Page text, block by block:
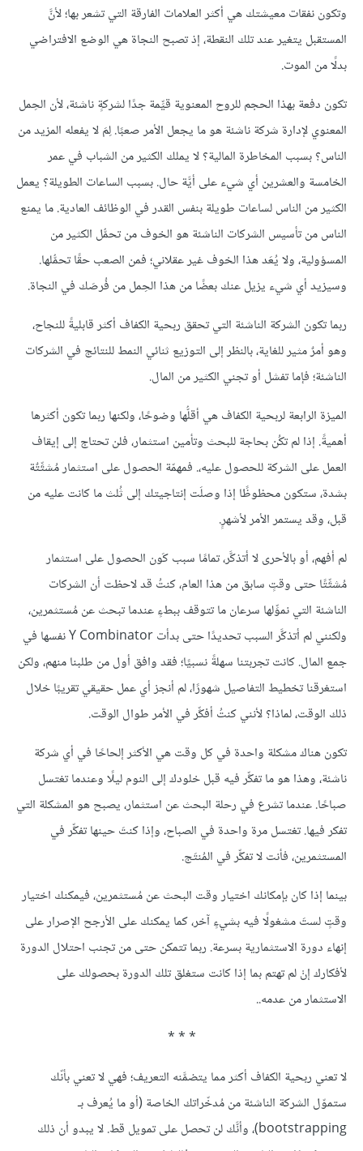
وتكون نفقات معيشتك هي أكثر العلامات الفارقة التي تشعر بها؛ لأنَّ
المستقبل يتغير عند تلك النقطة، إذ تصبح النجاة هي الوضع الافتراضي
بدلًا من الموت.
تكون دفعة بهذا الحجم للروح المعنوية قيِّمة جدًا لشركةٍ ناشئة، لأن الحِمل
المعنوي لإدارة شركة ناشئة هو ما يجعل الأمر صعبًا. لِمَ لا يفعله المزيد من
الناس؟ بسبب المخاطرة المالية؟ لا يملك الكثير من الشباب في عمر
الخامسة والعشرين أي شيء على أيَّة حال. بسبب الساعات الطويلة؟ يعمل
الكثير من الناس لساعات طويلة بنفس القدر في الوظائف العادية. ما يمنع
الناس من تأسيس الشركات الناشئة هو الخوف من تحمُّل الكثير من
المسؤولية، ولا يُعَد هذا الخوف غير عقلاني؛ فمن الصعب حقًا تحمُّلها.
وسيزيد أي شيء يزيل عنك بعضًا من هذا الحِمل من فُرصَك في النجاة.
ربما تكون الشركة الناشئة التي تحقق ربحية الكفاف أكثر قابليةً للنجاح،
وهو أمرٌ مثير للغاية، بالنظر إلى التوزيع ثنائي النمط للنتائج في الشركات
الناشئة؛ فإما تفشل أو تجني الكثير من المال.
الميزة الرابعة لربحية الكفاف هي أقلُّها وضوحًا، ولكنها ربما تكون أكثرها
أهميةً. إذا لم تكُن بحاجة للبحث وتأمين استثمار، فلن تحتاج إلى إيقاف
العمل على الشركة للحصول عليه،. فمهمّة الحصول على استثمار مُشتِّتٌة
بشدة، ستكون محظوظًا إذا وصلَت إنتاجيتك إلى ثُلث ما كانت عليه من
قبل، وقد يستمر الأمر لأشهرٍ.
لم أفهم، أو بالأحرى لا أتذكَّر، تمامًا سبب كَون الحصول على استثمار
مُشتِّتًا حتى وقتٍ سابق من هذا العام، كنتُ قد لاحظت أن الشركات
الناشئة التي نموِّلها سرعان ما تتوقف ببطءٍ عندما تبحث عن مُستثمرين،
ولكنني لم أتذكَّر السبب تحديدًا حتى بدأت Y Combinator نفسها في
جمع المال. كانت تجربتنا سهلةً نسبيًا؛ فقد وافق أول من طلبنا منهم، ولكن
استغرقنا تخطيط التفاصيل شهورًا، لم أنجز أي عمل حقيقي تقريبًا خلال
ذلك الوقت، لماذا؟ لأنني كنتُ أفكِّر في الأمر طوال الوقت.
تكون هناك مشكلة واحدة في كل وقت هي الأكثر إلحاحًا في أي شركة
ناشئة، وهذا هو ما تفكِّر فيه قبل خلودك إلى النوم ليلًا وعندما تغتسل
صباحًا. عندما تشرع في رحلة البحث عن استثمار، يصبح هو المشكلة التي
تفكر فيها. تغتسل مرة واحدة في الصباح، وإذا كنتَ حينها تفكِّر في
المستثمرين، فأنت لا تفكِّر في المُنتَج.
بينما إذا كان بإمكانك اختيار وقت البحث عن مُستثمرين، فيمكنك اختيار
وقتٍ لستَ مشغولًا فيه بشيءٍ آخر، كما يمكنك على الأرجح الإصرار على
إنهاء دورة الاستثمارية بسرعة. ربما تتمكن حتى من تجنب احتلال الدورة
لأفكارك إنْ لم تهتم بما إذا كانت ستغلق تلك الدورة بحصولك على
الاستثمار من عدمه..
* * *
لا تعني ربحية الكفاف أكثر مما يتضمَّنه التعريف؛ فهي لا تعني بأنّك
ستموّل الشركة الناشئة من مُدخّراتك الخاصة (أو ما يُعرف بـ
bootstrapping)، وأنَّك لن تحصل على تمويل قط. لا يبدو أن ذلك